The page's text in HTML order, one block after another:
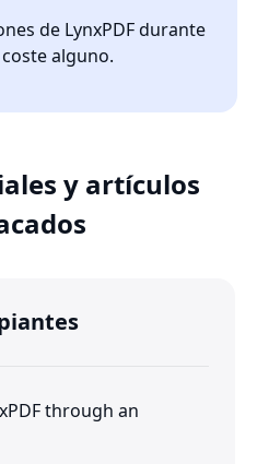
de LynxPDF durante
alguno.
y artículos
through an